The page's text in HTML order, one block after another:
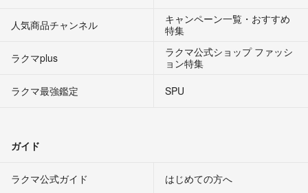
人気商品チャンネル
キャンペーン一覧・おすすめ
特集
ラクマplus
ラクマ公式ショップ ファッシ
ョン特集
ラクマ最強鑑定
SPU
ガイド
ラクマ公式ガイド はじめての方へ